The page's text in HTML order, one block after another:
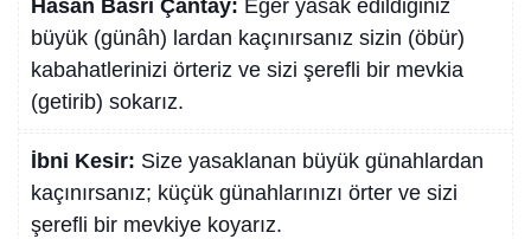
Hasan Basri Çantay: Eğer yasak edildiğiniz
büyük (günâh) lardan kaçınırsanız sizin (öbür)
kabahatlerinizi örteriz ve sizi şerefli bir mevkia
(getirib) sokarız.
İbni Kesir: Size yasaklanan büyük günahlardan
kaçınırsanız; küçük günahlarınızı örter ve sizi
şerefli bir mevkiye koyarız.